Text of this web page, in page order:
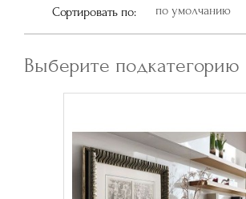
Сортировать по:
Выберите подкатегорию